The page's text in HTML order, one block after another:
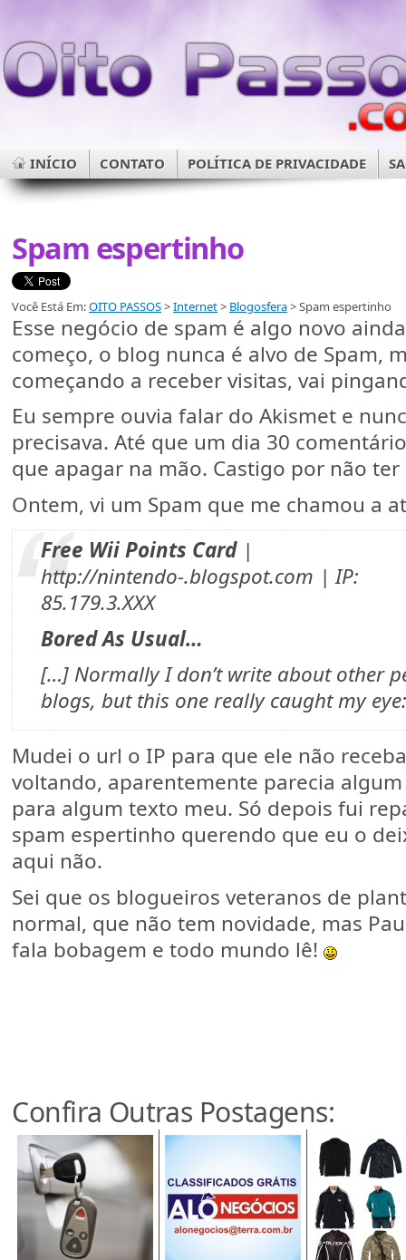
INÍCIO CONTATO POLÍTICA DE PRIVACIDADE
Spam espertinho
Você Está Em:OITO PASSOS>Internet> Blogosfera> Spam espertinho
Esse negócio de spam é algo novo
começo, o blog nunca é alvo de Spam,
começando a receber visitas, vai
Eu sempre ouvia falar do Akismet e
precisava. Até que um dia 30
que apagar na mão. Castigo por não
Ontem, vi um Spam que me chamou a
Free Wii Points Card|
http://nintendo-.blogspot.com | IP:
85.179.3.XXX
Bored As Usual…
[…] Normally I don’t write about other
blogs, but this one really caught my
Mudei o url o IP para que ele não
voltando, aparentemente parecia
para algum texto meu. Só depois fui
spam espertinho querendo que eu o
aqui não.
Sei que os blogueiros veteranos de
normal, que não tem novidade, mas
fala bobagem e todo mundo lê!
Confira Outras Postagens: